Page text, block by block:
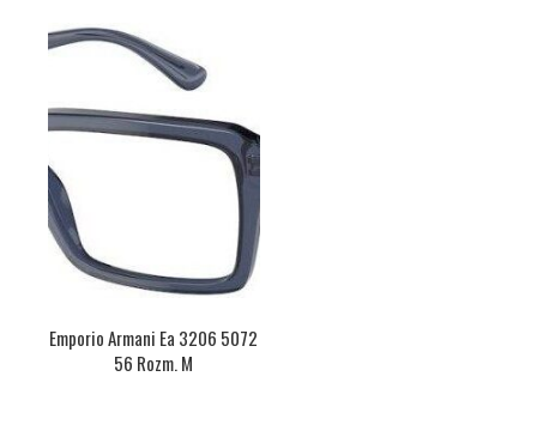
Emporio Armani Ea 3206 5072
56 Rozm. M